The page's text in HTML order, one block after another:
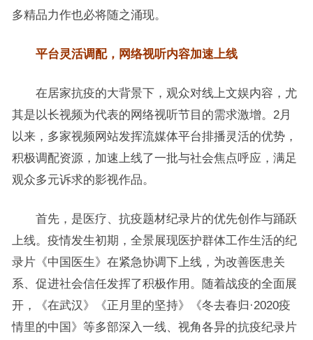
多精品力作也必将随之涌现。
平台灵活调配，网络视听内容加速上线
在居家抗疫的大背景下，观众对线上文娱内容，尤
其是以长视频为代表的网络视听节目的需求激增。2月
以来，多家视频网站发挥流媒体平台排播灵活的优势，
积极调配资源，加速上线了一批与社会焦点呼应，满足
观众多元诉求的影视作品。
首先，是医疗、抗疫题材纪录片的优先创作与踊跃
上线。疫情发生初期，全景展现医护群体工作生活的纪
录片《中国医生》在紧急协调下上线，为改善医患关
系、促进社会信任发挥了积极作用。随着战疫的全面展
开，《在武汉》《正月里的坚持》《冬去春归·2020疫
情里的中国》等多部深入一线、视角各异的抗疫纪录片